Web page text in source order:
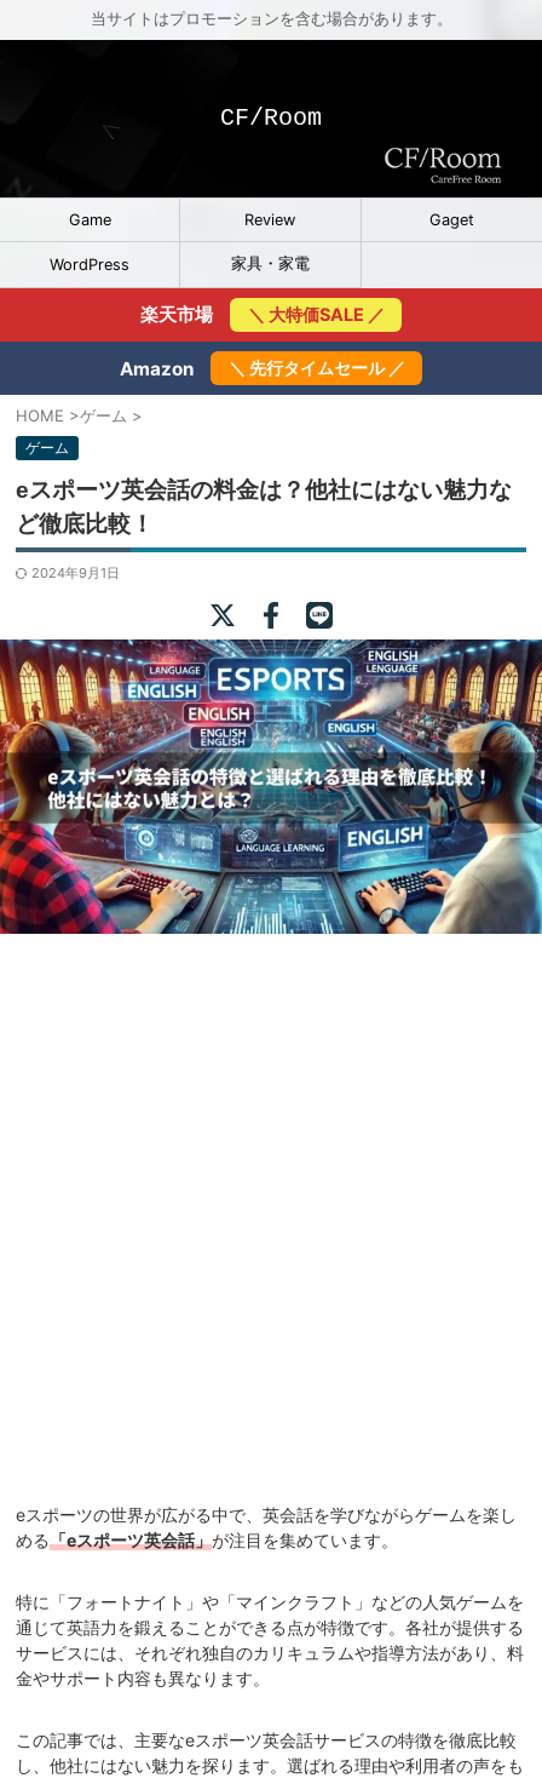
当サイトはプロモーションを含む場合があります。
CF/Room
Game Review Gaget
WordPress 家具・家電
楽天市場 ＼ 大特価SALE ／
Amazon ＼ 先行タイムセール ／
HOME >ゲーム >
ゲーム
eスポーツ英会話の料金は？他社にはない魅力な
ど徹底比較！
2024年9月1日
eスポーツの世界が広がる中で、英会話を学びながらゲームを楽し
める「eスポーツ英会話」が注目を集めています。
特に「フォートナイト」や「マインクラフト」などの人気ゲームを
通じて英語力を鍛えることができる点が特徴です。各社が提供する
サービスには、それぞれ独自のカリキュラムや指導方法があり、料
金やサポート内容も異なります。
この記事では、主要なeスポーツ英会話サービスの特徴を徹底比較
し、他社にはない魅力を探ります。選ばれる理由や利用者の声をも